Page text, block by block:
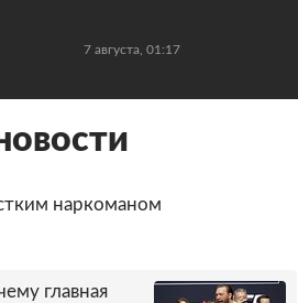
7 августа, 01:17
наркоманом
главная